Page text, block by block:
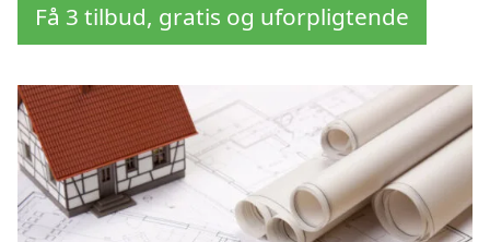
Få 3 tilbud, gratis og uforpligtende